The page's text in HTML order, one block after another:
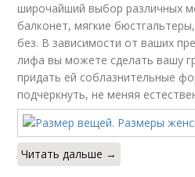
широчайший выбор различных
балконет, мягкие
без. В зависимости от ваших
лифа вы можете сделать вашу
придать ей соблазнительные
подчеркнуть, не меняя
Читать дальше →